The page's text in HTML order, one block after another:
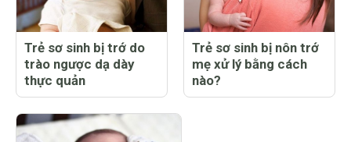
Trẻ sơ sinh bị trớ do
trào ngược dạ dày
thực quản
Trẻ sơ sinh bị nôn trớ
mẹ xử lý bằng cách
nào?